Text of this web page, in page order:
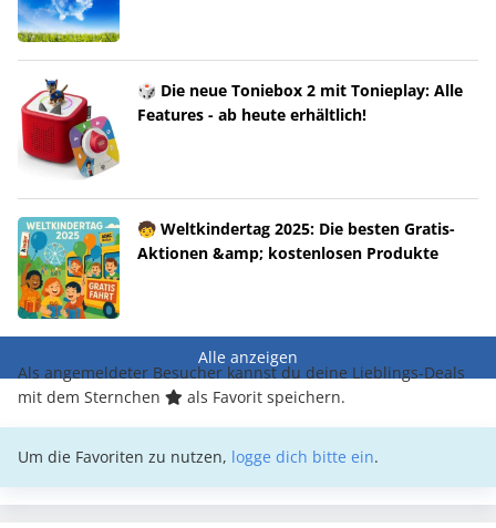
🎲 Die neue Toniebox 2 mit Tonieplay: Alle
Features - ab heute erhältlich!
🧒 Weltkindertag 2025: Die besten Gratis-
Aktionen &amp; kostenlosen Produkte
Alle anzeigen
Als angemeldeter Besucher kannst du deine Lieblings-Deals
mit dem Sternchen
als Favorit speichern.
Um die Favoriten zu nutzen, logge dich bitte ein.